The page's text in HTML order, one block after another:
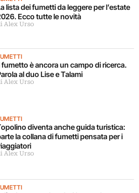
lista dei fumetti da leggere per l’estate
Ecco tutte le novità
Alex Urso
fumetto è ancora un campo di ricerca.
al duo Lise e Talami
Alex Urso
diventa anche guida turistica:
la collana di fumetti pensata per i
Alex Urso